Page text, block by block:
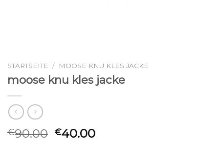
STARTSEITE / MOOSE KNU KLES JACKE
moose knu kles jacke
€90.00 €40.00